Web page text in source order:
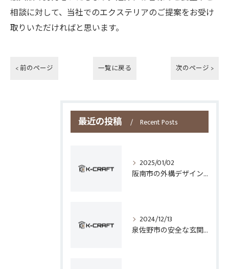
相談に対して、当社でのエクステリアのご提案をお受け
取りいただければと思います。
< 前のページ 一覧に戻る 次のページ >
最近の投稿 Recent Posts
2025/01/02
阪南市の外構デザインとフェンス選びのポイント
2024/12/13
泉佐野市の安全な玄関手すり設置技術